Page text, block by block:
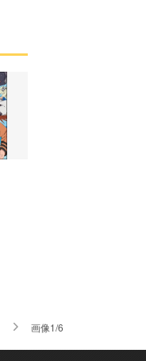
画像1/6